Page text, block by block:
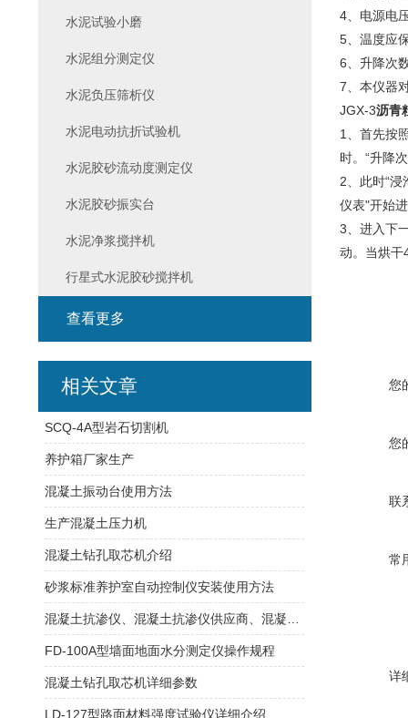
4、电源电
5、温度应
6、升降次
7、本仪器
JGX-3沥青
1、首先按
时。“升降
2、此时“
仪表"开始
3、进入下
动。当烘干
您
您
联
常
详
水泥试验小磨
水泥组分测定仪
水泥负压筛析仪
水泥电动抗折试验机
水泥胶砂流动度测定仪
水泥胶砂振实台
水泥净浆搅拌机
行星式水泥胶砂搅拌机
查看更多
相关文章
SCQ-4A型岩石切割机
养护箱厂家生产
混凝土振动台使用方法
生产混凝土压力机
混凝土钻孔取芯机介绍
砂浆标准养护室自动控制仪安装使用方法
FD-100A型墙面地面水分测定仪操作规程
混凝土钻孔取芯机详细参数
LD-127型路面材料强度试验仪详细介绍.